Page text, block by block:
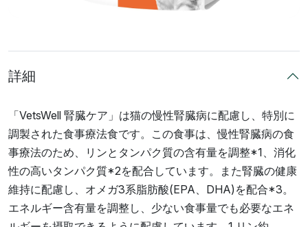
詳細
「VetsWell 腎臓ケア」は猫の慢性腎臓病に配慮し、特別に
調製された食事療法食です。この食事は、慢性腎臓病の食
事療法のため、リンとタンパク質の含有量を調整*1、消化
性の高いタンパク質*2を配合しています。また腎臓の健康
維持に配慮し、オメガ3系脂肪酸(EPA、DHA)を配合*3。
エネルギー含有量を調整し、少ない食事量でも必要なエネ